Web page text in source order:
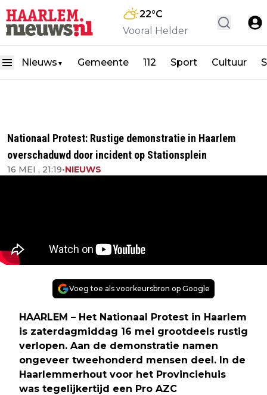
22°C
Vooral Helder
Nieuws ▼ Gemeente 112 Sport Cultuur
Nationaal Protest: Rustige demonstratie in Haarlem
overschaduwd door incident op Stationsplein
16 MEI , 21:19•NIEUWS
Voeg toe als voorkeursbron op Google
HAARLEM – Het Nationaal Protest in Haarlem
is zaterdagmiddag 16 mei grootdeels rustig
verlopen. Aan de demonstratie namen
ongeveer tweehonderd mensen deel. In de
Haarlemmerhout voor het Provinciehuis
was tegelijkertijd een Pro AZC